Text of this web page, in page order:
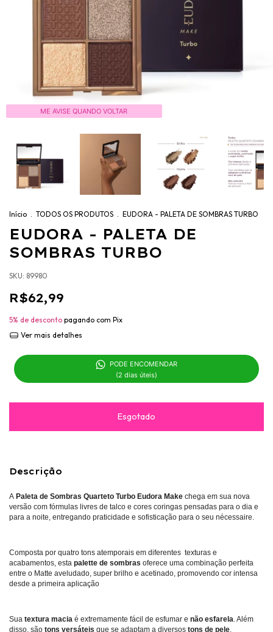
ME AVISE QUANDO VOLTAR
Início . TODOS OS PRODUTOS . EUDORA - PALETA DE SOMBRAS TURBO
EUDORA - PALETA DE
SOMBRAS TURBO
SKU: 89980
R$62,99
5% de desconto pagando com Pix
Ver mais detalhes
PODE ENCOMENDAR
(2 dias úteis)
Descrição
A Paleta de Sombras Quarteto Turbo Eudora Make chega em sua nova
versão com fórmulas livres de talco e cores coringas pensadas para o dia e
para a noite, entregando praticidade e sofisticação para o seu nécessaire.
Composta por quatro tons atemporais em diferentes texturas e
acabamentos, esta palette de sombras oferece uma combinação perfeita
entre o Matte aveludado, super brilho e acetinado, promovendo cor intensa
desde a primeira aplicação
Sua textura macia é extremamente fácil de esfumar e não esfarela. Além
disso, são tons versáteis que se adaptam a diversos tons de pele,